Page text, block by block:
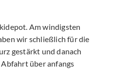
Am windigsten
wir schließlich für die
gestärkt und danach
über anfangs